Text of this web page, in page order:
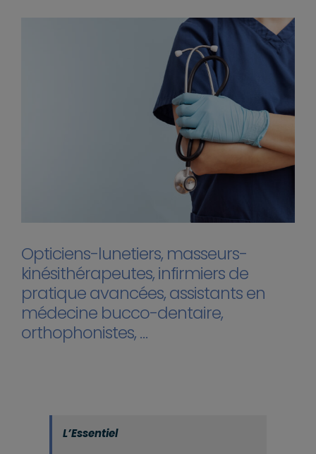
Opticiens-lunetiers, masseurs-
kinésithérapeutes, infirmiers de
pratique avancées, assistants en
médecine bucco-dentaire,
orthophonistes, …
L’Essentiel